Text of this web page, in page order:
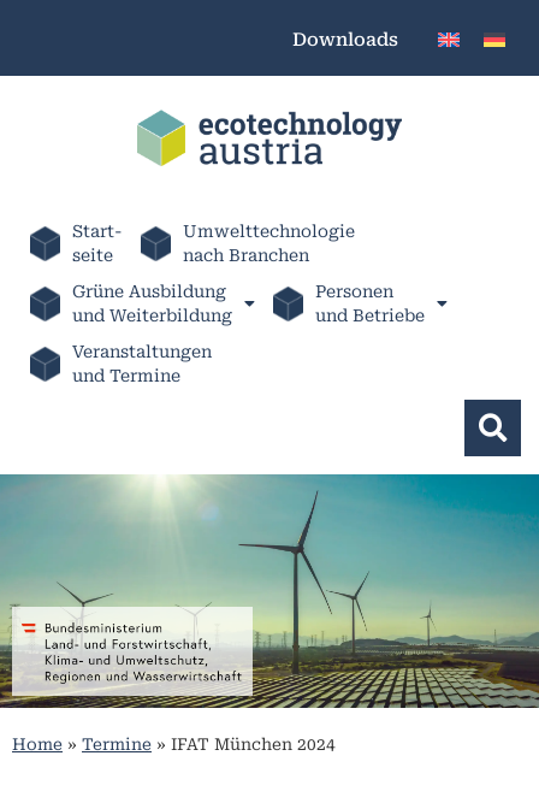
Downloads
Start-
seite
Umwelttechnologie
nach Branchen
Grüne Ausbildung
und Weiterbildung
Personen
und Betriebe
Veranstaltungen
und Termine
Home » Termine » IFAT München 2024